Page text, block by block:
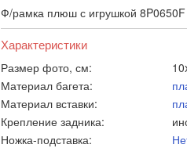
Ф/рамка плюш с игрушкой 8P0650F
Характеристики
Размер фото, см:
Материал багета:
Материал вставки:
Крепление задника:
Ножка-подставка: